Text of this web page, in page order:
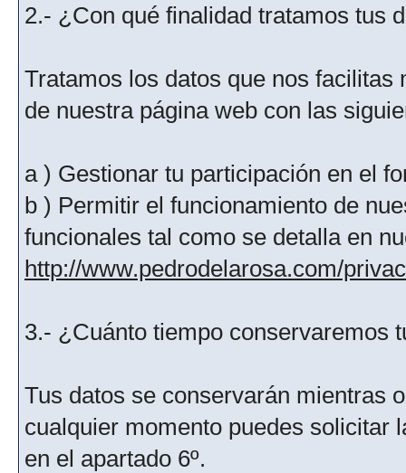
2.- ¿Con qué finalidad tratamos tus
Tratamos los datos que nos
de nuestra página web con las
a ) Gestionar tu participación en el
b ) Permitir el funcionamiento de
funcionales tal como se detalla en
http://www.pedrodelarosa.com/
3.- ¿Cuánto tiempo conservaremos
Tus datos se conservarán mientras
cualquier momento puedes solicitar
en el apartado 6º.